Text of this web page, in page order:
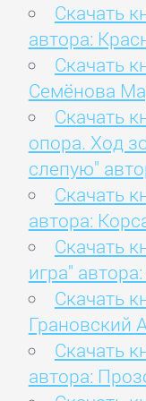
Скачать
автора:
Скачать
Семёнова
Скачать
опора. Ход
слепую"
Скачать
автора:
Скачать
игра"
Скачать
Грановский
Скачать
автора: